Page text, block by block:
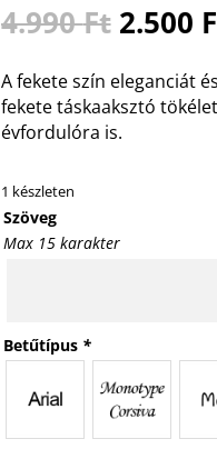
4.990Ft
price
was:
4.990
2.500
A fekete szín eleganciát
fekete táskaaksztó
évfordulóra is.
1 készleten
Szöveg
Max 15 karakter
Betűtípus *